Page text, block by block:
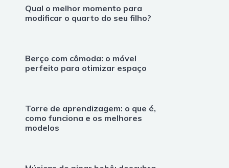
Qual o melhor momento para
modificar o quarto do seu filho?
Berço com cômoda: o móvel
perfeito para otimizar espaço
Torre de aprendizagem: o que é,
como funciona e os melhores
modelos